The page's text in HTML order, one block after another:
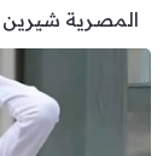
المصرية شيرين